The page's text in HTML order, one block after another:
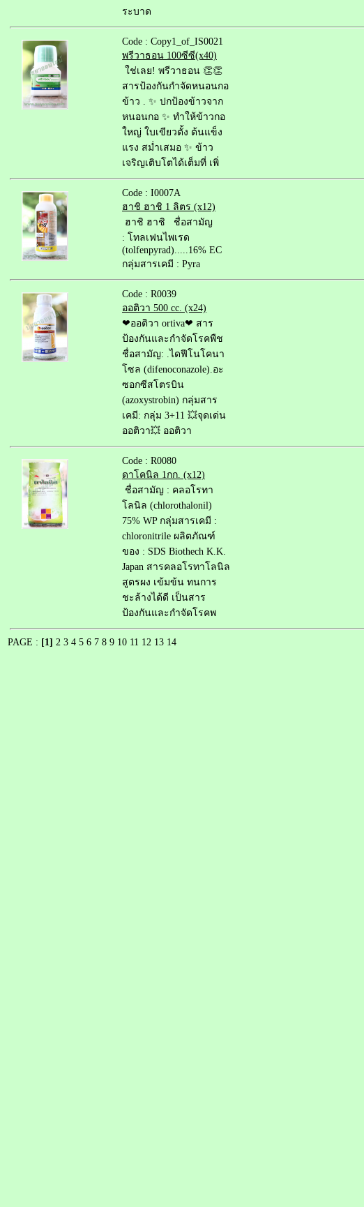
ระบาด
Code : Copy1_of_IS0021
พรีวาธอน 100ซีซี(x40)
ใช่เลย! พรีวาธอน 👏👏
สารป้องกันกำจัดหนอนกอ
ข้าว . ✨ ปกป้องข้าวจาก
หนอนกอ ✨ ทำให้ข้าวกอ
ใหญ่ ใบเขียวตั้ง ต้นแข็ง
แรง สม่ำเสมอ ✨ ข้าว
เจริญเติบโตได้เต็มที่ เพิ่
Code : I0007A
ฮาชิ ฮาชิ 1 ลิตร (x12)
ฮาชิ ฮาชิ ชื่อสามัญ
: โทลเฟนไพเรด
(tolfenpyrad).....16% EC
กลุ่มสารเคมี : Pyra
Code : R0039
ออติวา 500 cc. (x24)
❤ออติวา ortiva❤ สาร
ป้องกันและกำจัดโรคพืช
ชื่อสามัญ: .ไดฟีโนโคนา
โซล (difenoconazole).อะ
ซอกซีสโตรบิน
(azoxystrobin) กลุ่มสาร
เคมี: กลุ่ม 3+11 💥จุดเด่น
ออติวา💥 ออติวา
Code : R0080
ดาโคนิล 1กก. (x12)
ชื่อสามัญ : คลอโรทา
โลนิล (chlorothalonil)
75% WP กลุ่มสารเคมี :
chloronitrile ผลิตภัณฑ์
ของ : SDS Biothech K.K.
Japan สารคลอโรทาโลนิล
สูตรผง เข้มข้น ทนการ
ชะล้างได้ดี เป็นสาร
ป้องกันและกำจัดโรคพ
PAGE : [1] 2 3 4 5 6 7 8 9 10 11 12 13 14